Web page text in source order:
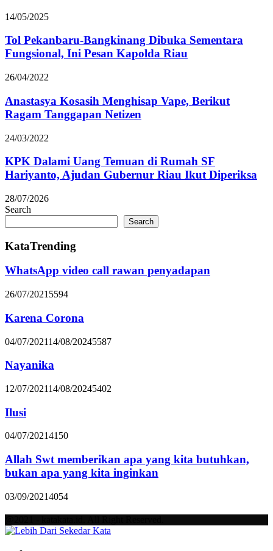
14/05/2025
Tol Pekanbaru-Bangkinang Dibuka Sementara
Fungsional, Ini Pesan Kapolda Riau
26/04/2022
Anastasya Kosasih Menghisap Vape, Berikut
Ragam Tanggapan Netizen
24/03/2022
KPK Dalami Uang Temuan di Rumah SF
Hariyanto, Ajudan Gubernur Riau Ikut Diperiksa
28/07/2026
Search
Search
KataTrending
WhatsApp video call rawan penyadapan
26/07/2021 5594
Karena Corona
04/07/202114/08/20245587
Nayanika
12/07/202114/08/20245402
Ilusi
04/07/20214150
Allah Swt memberikan apa yang kita butuhkan,
bukan apa yang kita inginkan
03/09/20214054